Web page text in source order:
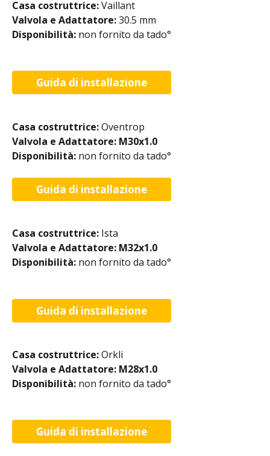
Casa costruttrice: Vaillant
Valvola e Adattatore: 30.5 mm
Disponibilità: non fornito da tado°​
Guida di installazione
Casa costruttrice: Oventrop
Valvola e Adattatore: M30x1.0
Disponibilità: non fornito da tado°
Guida di installazione
Casa costruttrice: Ista
Valvola e Adattatore: M32x1.0
Disponibilità: non fornito da tado°
Guida di installazione
Casa costruttrice: Orkli
Valvola e Adattatore: M28x1.0
Disponibilità: non fornito da tado°
Guida di installazione